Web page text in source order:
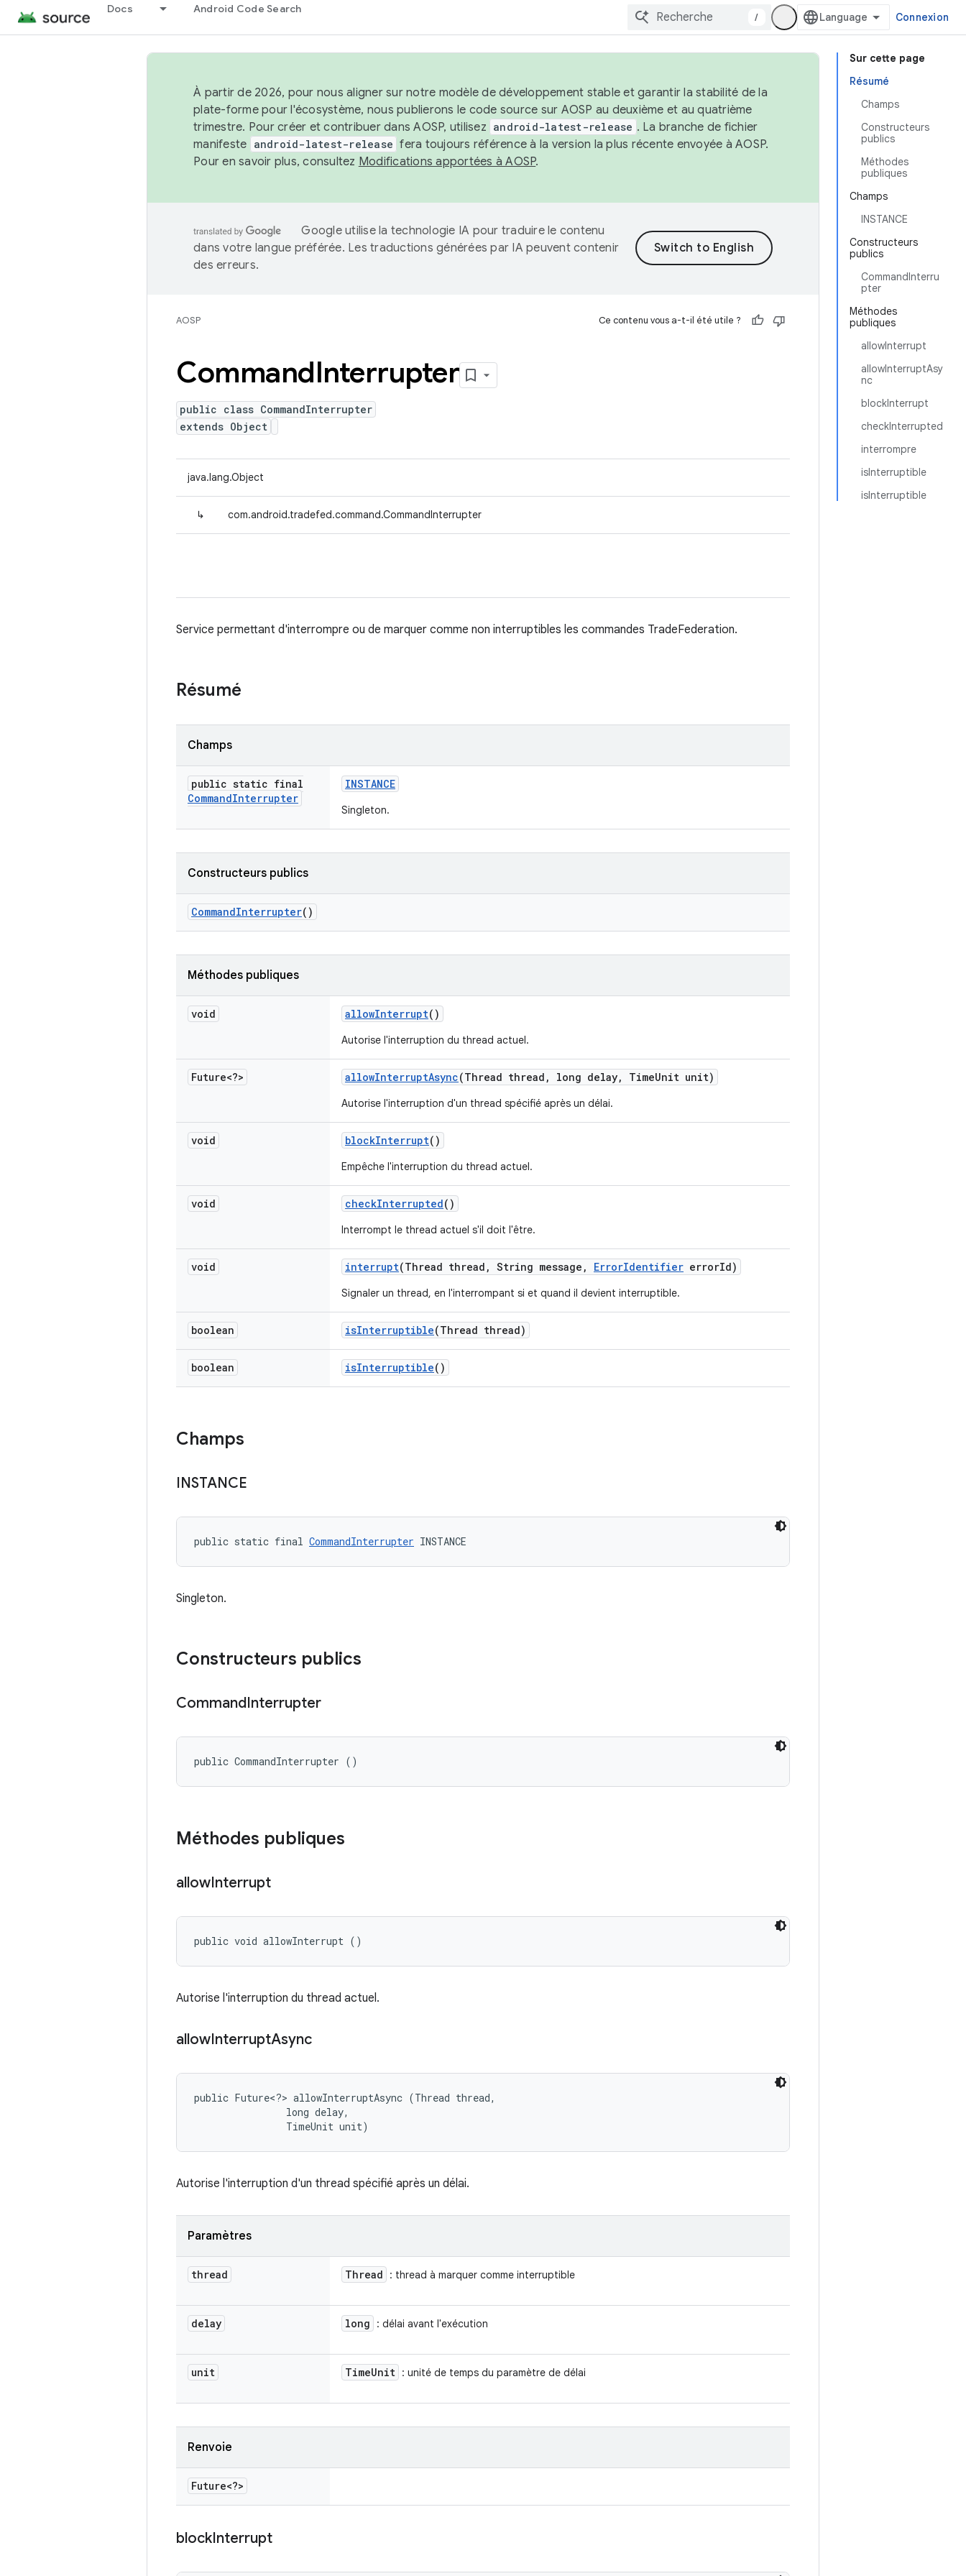
Docs Android Code Search
/ Connexion
Sur cette page
Résumé
Champs
Constructeurs
publics
Méthodes
publiques
Champs
INSTANCE
Constructeurs
publics
CommandInterru
pter
Méthodes
publiques
allowInterrupt
allowInterruptAsy
nc
blockInterrupt
checkInterrupted
interrompre
isInterruptible
isInterruptible
À partir de 2026, pour nous aligner sur notre modèle de développement stable et garantir la stabilité de la
plate-forme pour l'écosystème, nous publierons le code source sur AOSP au deuxième et au quatrième
trimestre. Pour créer et contribuer dans AOSP, utilisez android-latest-release . La branche de fichier
manifeste android-latest-release fera toujours référence à la version la plus récente envoyée à AOSP.
Pour en savoir plus, consultez Modifications apportées à AOSP.
Google utilise la technologie IA pour traduire le contenu
dans votre langue préférée. Les traductions générées par IA peuvent contenir
des erreurs.
AOSP Ce contenu vous a-t-il été utile ?
CommandInterrupter
public class CommandInterrupter
extends Object
java.lang.Object
↳ com.android.tradefed.command.CommandInterrupter
Service permettant d'interrompre ou de marquer comme non interruptibles les commandes TradeFederation.
Résumé
Champs
public static final
CommandInterrupter
INSTANCE
Singleton.
Constructeurs publics
CommandInterrupter()
Méthodes publiques
void allowInterrupt()
Autorise l'interruption du thread actuel.
Future<?> allowInterruptAsync(Thread thread , long delay, TimeUnit unit)
Autorise l'interruption d'un thread spécifié après un délai.
void blockInterrupt()
Empêche l'interruption du thread actuel.
void checkInterrupted()
Interrompt le thread actuel s'il doit l'être.
void interrupt(Thread thread , String message , ErrorIdentifier errorId)
Signaler un thread, en l'interrompant si et quand il devient interruptible.
boolean isInterruptible(Thread thread)
boolean isInterruptible()
Champs
INSTANCE
public static final CommandInterrupter INSTANCE
Singleton.
Constructeurs publics
CommandInterrupter
public CommandInterrupter ()
Méthodes publiques
allowInterrupt
public void allowInterrupt ()
Autorise l'interruption du thread actuel.
allowInterruptAsync
public Future<?> allowInterruptAsync (Thread thread,
                long delay,
                TimeUnit unit)
Autorise l'interruption d'un thread spécifié après un délai.
Paramètres
thread Thread : thread à marquer comme interruptible
delay long : délai avant l'exécution
unit TimeUnit : unité de temps du paramètre de délai
Renvoie
Future<?>
blockInterrupt